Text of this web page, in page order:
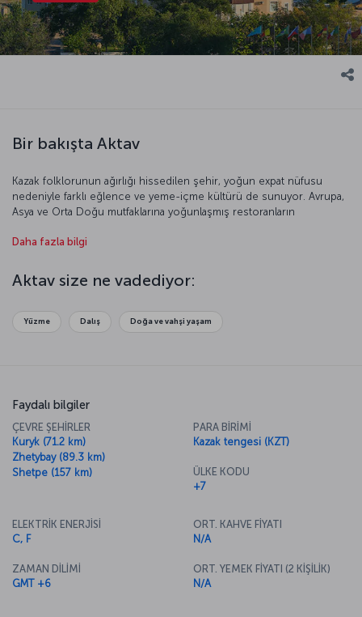
Bir bakışta Aktav
Kazak folklorunun ağırlığı hissedilen şehir, yoğun expat nüfusu
nedeniyle farklı eğlence ve yeme-içme kültürü de sunuyor. Avrupa,
Asya ve Orta Doğu mutfaklarına yoğunlaşmış restoranların
merkezleriyle deniz-kum-güneş odaklı tatil beklentisine yanıt
Daha fazla bilgi
Aktav size ne vadediyor:
Yüzme Dalış Doğa ve vahşi yaşam
Faydalı bilgiler
ÇEVRE ŞEHİRLER
Kuryk (71.2 km)
Zhetybay (89.3 km)
Shetpe (157 km)
PARA BİRİMİ
Kazak tengesi (KZT)
ÜLKE KODU
+7
ELEKTRİK ENERJİSİ
C, F
ZAMAN DİLİMİ
GMT +6
ORT. KAHVE FİYATI
N/A
ORT. YEMEK FİYATI (2 KİŞİLİK)
N/A